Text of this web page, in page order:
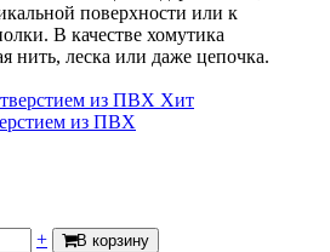
поверхности или к
В качестве хомутика
нить, леска или даже цепочка.
Хит
из ПВХ
+ В корзину